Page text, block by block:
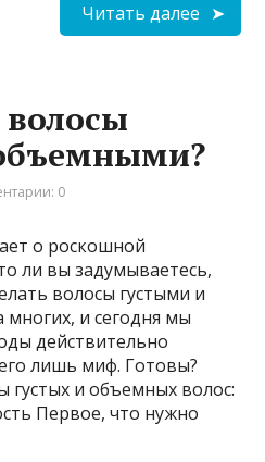
Читать далее
волосы
0
о роскошной
ли вы задумываетесь,
волосы густыми и
и сегодня мы
действительно
лишь миф. Готовы?
густых и объемных волос:
Первое, что нужно